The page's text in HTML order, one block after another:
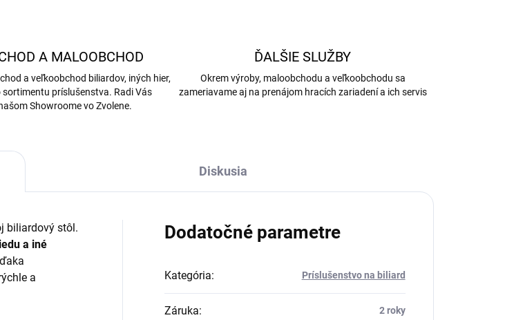
A MALOOBCHOD
a veľkoobchod biliardov, iných hier,
príslušenstva. Radi Vás
Showroome vo Zvolene.
ĎALŠIE SLUŽBY
Okrem výroby, maloobchodu a veľkoobchodu sa
zameriavame aj na prenájom hracích zariadení a ich servis
Diskusia
biliardový stôl.
a iné
a
Dodatočné parametre
Kategória: Príslušenstvo na biliard
Záruka: 2 roky